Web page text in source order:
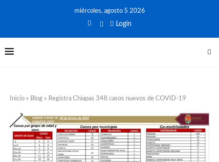
miércoles, agosto 5 2026
Login
Inicio » Blog » Registra Chiapas 348 casos nuevos de COVID-19